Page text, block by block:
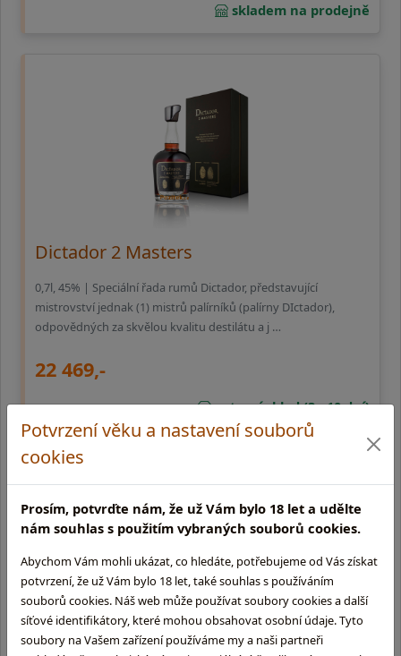
Potvrzení věku a nastavení souborů
cookies
Prosím, potvrďte nám, že už Vám bylo 18 let a udělte
nám souhlas s použitím vybraných souborů cookies.
Abychom Vám mohli ukázat, co hledáte, potřebujeme od Vás získat
potvrzení, že už Vám bylo 18 let, také souhlas s používáním
souborů cookies. Náš web může používat soubory cookies a další
síťové identifikátory, které mohou obsahovat osobní údaje. Tyto
soubory na Vašem zařízení používáme my a naši partneři
skladem na prodejně
Dictador 2 Masters
0,7l, 45% | Speciální řada rumů Dictador, představující
mistrovství jednak (1) mistrů palírníků (palírny DIctador),
odpovědných za skvělou kvalitu destilátu a j …
22 469,-
externí sklad (3 - 10 dní)
Dictador 12 Years (s krabičkou)